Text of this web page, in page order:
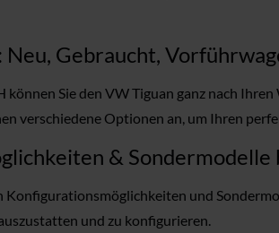
Neu, Gebraucht,
können Sie den VW Tiguan ganz nach
verschiedene Optionen an, um Ihren
& Sondermodelle
Konfigurationsmöglichkeiten und
und zu konfigurieren.